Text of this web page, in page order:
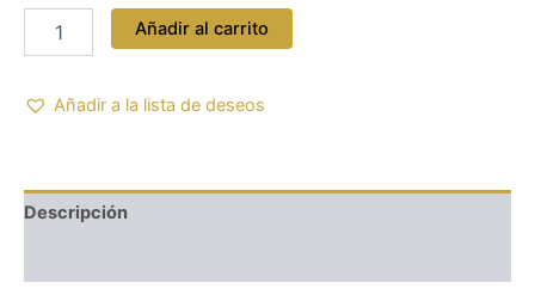
Añadir al carrito
Añadir a la lista de deseos
Descripción